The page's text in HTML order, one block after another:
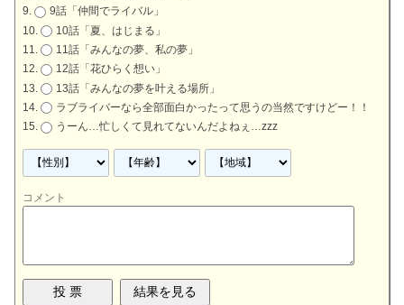
9話「仲間でライバル」
10話「夏、はじまる」
11話「みんなの夢、私の夢」
12話「花ひらく想い」
13話「みんなの夢を叶える場所」
ラブライバーなら全部面白かったって思うの当然ですけどー！！
うーん…忙しくて見れてないんだよねぇ…zzz
コメント